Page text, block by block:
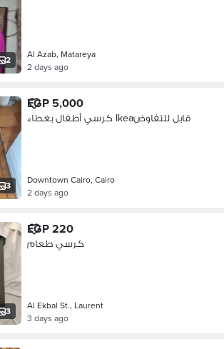
2
Al Azab, Matareya
2 days ago
3
EGP 5,000
كرسي أطفال بغطاء Ikeaقابل للتفاوض
Downtown Cairo, Cairo
2 days ago
3
EGP 220
كرسي طعام
Al Ekbal St., Laurent
3 days ago